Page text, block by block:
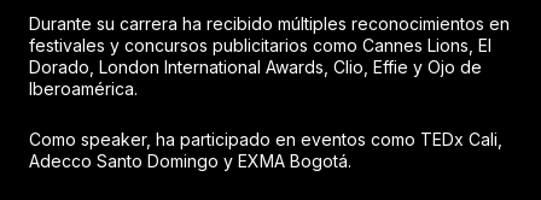
Durante su carrera ha recibido múltiples reconocimientos en
festivales y concursos publicitarios como Cannes Lions, El
Dorado, London International Awards, Clio, Effie y Ojo de
Iberoamérica.
Como speaker, ha participado en eventos como TEDx Cali,
Adecco Santo Domingo y EXMA Bogotá.